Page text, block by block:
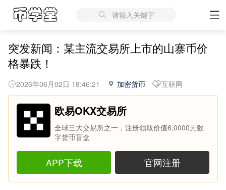
请输入关键字
突发新闻：某主流交易所上市的山寨币价
格暴跌！
2026年06月02日 18:46:21 加密货币 互联网
欧易OKX交易所
全球三大交易所之一，注册领取价值6,0000元数
字货币盲盒
APP下载 官网注册